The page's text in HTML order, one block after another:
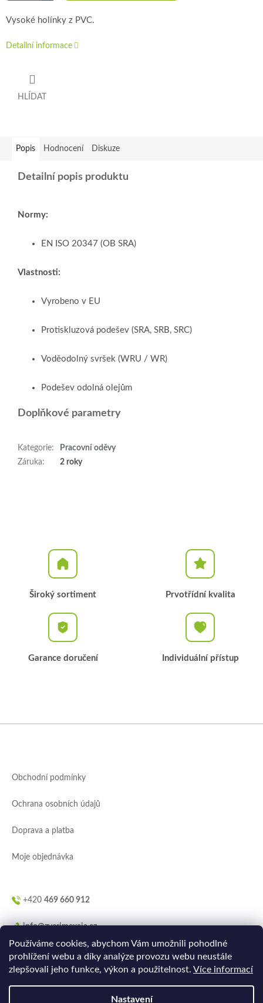
Používáme cookies, abychom Vám umožnili pohodlné
prohlížení webu a díky analýze provozu webu neustále
zlepšovali jeho funkce, výkon a použitelnost. Více informací
Nastavení
Vysoké holínky z PVC.
Detailní informace
HLÍDAT
Popis Hodnocení Diskuze
Detailní popis produktu
Normy:
EN ISO 20347 (OB SRA)
Vlastnosti:
Vyrobeno v EU
Protiskluzová podešev (SRA, SRB, SRC)
Voděodolný svršek (WRU / WR)
Podešev odolná olejům
Doplňkové parametry
Kategorie:
Pracovní oděvy
Záruka: 2 roky
Široký sortiment Prvotřídní kvalita
Garance doručení Individuální přístup
Obchodní podmínky
Ochrana osobních údajů
Doprava a platba
Moje objednávka
+420 469 660 912
info@zverimexaja.cz